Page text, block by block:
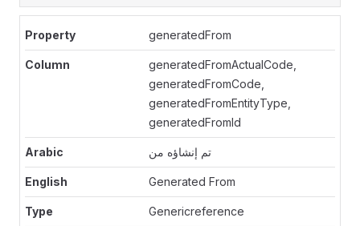
generatedFrom
generatedFromActualCode,
generatedFromCode,
generatedFromEntityType,
generatedFromId
تم إنشاؤه من
Generated From
Genericreference